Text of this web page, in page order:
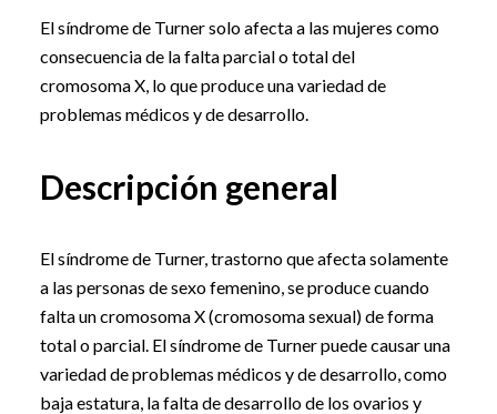
El síndrome de Turner solo afecta a las mujeres como
consecuencia de la falta parcial o total del
cromosoma X, lo que produce una variedad de
problemas médicos y de desarrollo.
Descripción general
El síndrome de Turner, trastorno que afecta solamente
a las personas de sexo femenino, se produce cuando
falta un cromosoma X (cromosoma sexual) de forma
total o parcial. El síndrome de Turner puede causar una
variedad de problemas médicos y de desarrollo, como
baja estatura, la falta de desarrollo de los ovarios y